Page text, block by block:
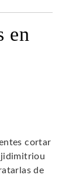
en
cortar
de